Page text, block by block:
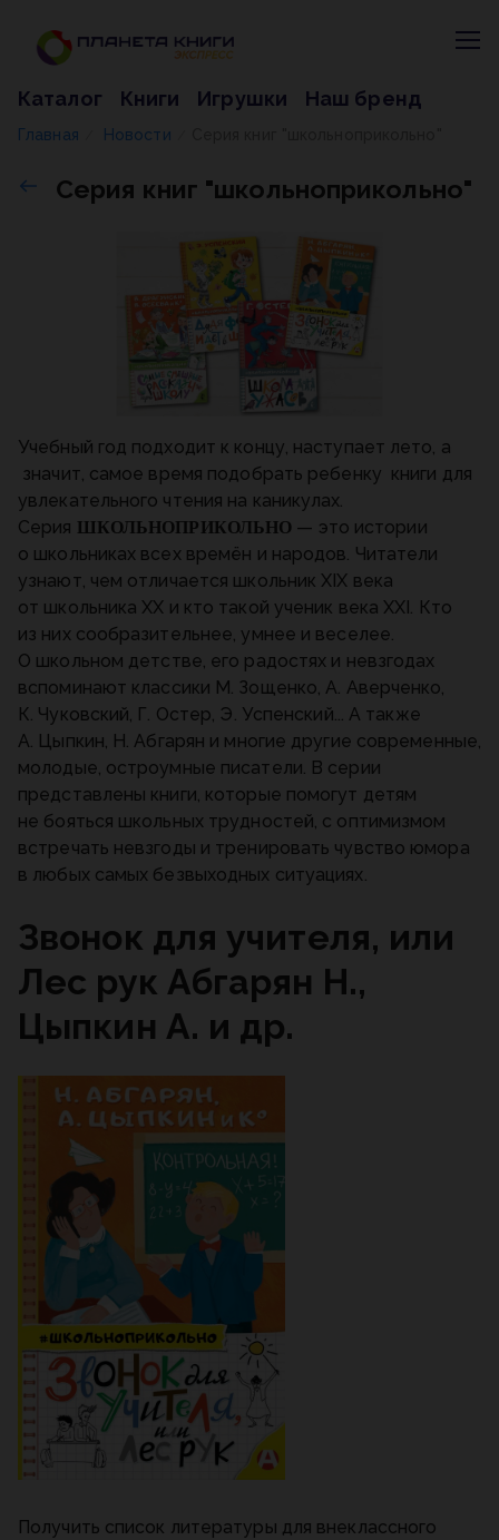
Каталог Книги Игрушки Наш бренд
Главная Новости
Серия книг "школьноприкольно"
Учебный год подходит к концу, наступает лето, а
значит, самое время подобрать ребенку книги для
увлекательного чтения на каникулах.
Серия ШКОЛЬНОПРИКОЛЬНО — это истории
о школьниках всех времён и народов. Читатели
узнают, чем отличается школьник ХIX века
от школьника ХХ и кто такой ученик века ХХI. Кто
из них сообразительнее, умнее и веселее.
О школьном детстве, его радостях и невзгодах
вспоминают классики М. Зощенко, А. Аверченко,
К. Чуковский, Г. Остер, Э. Успенский... А также
А. Цыпкин, Н. Абгарян и многие другие современные,
молодые, остроумные писатели. В серии
представлены книги, которые помогут детям
не бояться школьных трудностей, с оптимизмом
встречать невзгоды и тренировать чувство юмора
в любых самых безвыходных ситуациях.
Звонок для учителя, или
Лес рук Абгарян Н.,
Цыпкин А. и др.
Получить список литературы для внеклассного